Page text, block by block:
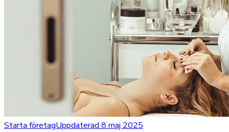
Starta företagUppdaterad 8 maj 2025